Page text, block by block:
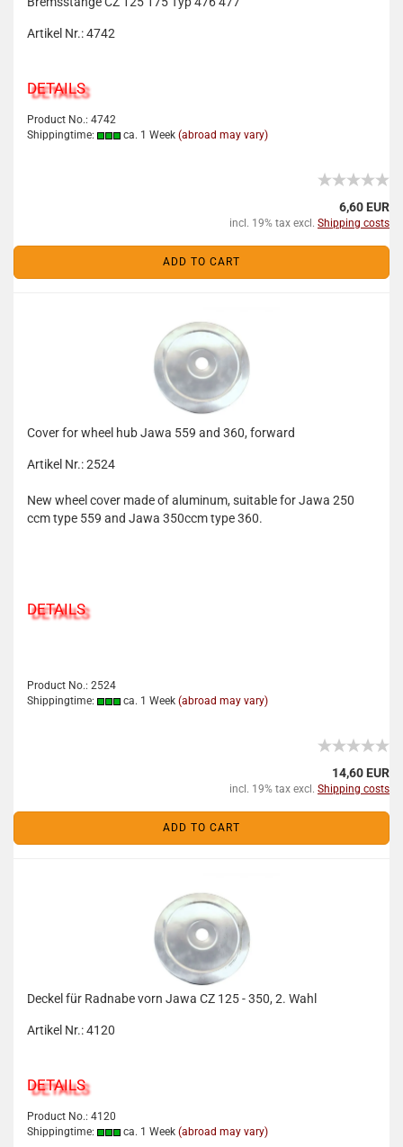
Artikel Nr.: 4742
DETAILS
Product No.: 4742
Shippingtime:
ca. 1 Week (abroad may vary)
6,60 EUR
incl. 19% tax excl. Shipping costs
ADD TO CART
Cover for wheel hub Jawa 559 and 360, forward
Artikel Nr.: 2524
New wheel cover made of aluminum, suitable for Jawa 250
ccm type 559 and Jawa 350ccm type 360.
DETAILS
Product No.: 2524
Shippingtime:
ca. 1 Week (abroad may vary)
14,60 EUR
incl. 19% tax excl. Shipping costs
ADD TO CART
Deckel für Radnabe vorn Jawa CZ 125 - 350, 2. Wahl
Artikel Nr.: 4120
DETAILS
Product No.: 4120
Shippingtime:
ca. 1 Week (abroad may vary)